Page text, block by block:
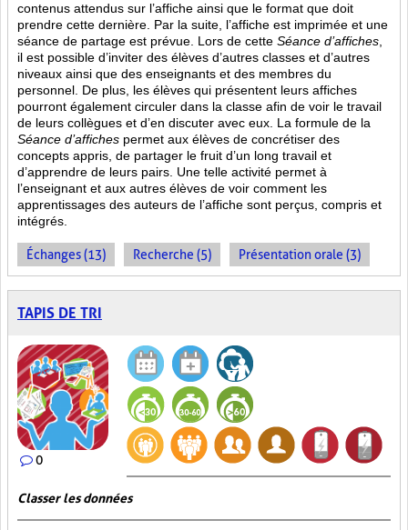
contenus attendus sur l’affiche ainsi que le format que doit
prendre cette dernière. Par la suite, l’affiche est imprimée et une
séance de partage est prévue. Lors de cette Séance d’affiches
il est possible d’inviter des élèves d’autres classes et d’autres
niveaux ainsi que des enseignants et des membres du
personnel. De plus, les élèves qui présentent leurs affiches
pourront également circuler dans la classe afin de voir le travail
de leurs collègues et d’en discuter avec eux. La formule de la
Séance d’affiches permet aux élèves de concrétiser des
concepts appris, de partager le fruit d’un long travail et
d’apprendre de leurs pairs. Une telle activité permet à
l’enseignant et aux autres élèves de voir comment les
apprentissages des auteurs de l’affiche sont perçus, compris et
intégrés.
Échanges (13) Recherche (5) Présentation orale (3)
TAPIS DE TRI
0
Classer les données